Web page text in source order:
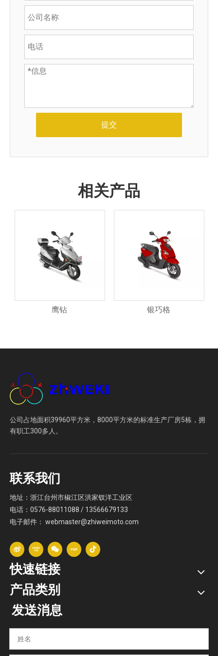
提交
相关产品
鹰钻 银巧格
公司占地面积39960平方米，8000平方米的标准生产厂房5栋，拥
有职工300多人。
联系我们
地址：浙江台州市椒江区洪家钗洋工业区
电话：0576-88011088 / 13566679133
电子邮件： webmaster@zhiweimoto.com
快速链接
产品类别
发送消息